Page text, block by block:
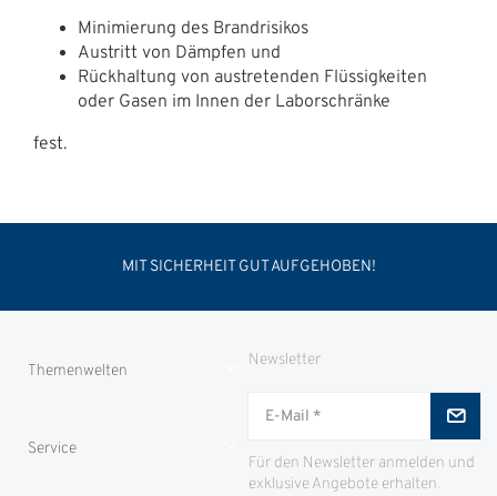
Minimierung des Brandrisikos
Austritt von Dämpfen und
Rückhaltung von austretenden Flüssigkeiten
oder Gasen im Innen der Laborschränke
fest.
MIT SICHERHEIT GUT AUFGEHOBEN!
Themenwelten
Service
Newsletter
Für den Newsletter anmelden und
exklusive Angebote erhalten.